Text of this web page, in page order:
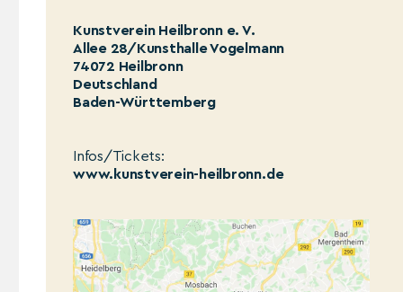
Kunstverein Heilbronn e. V.
Allee 28/Kunsthalle Vogelmann
74072 Heilbronn
Deutschland
Baden-Württemberg
Infos/Tickets:
www.kunstverein-heilbronn.de